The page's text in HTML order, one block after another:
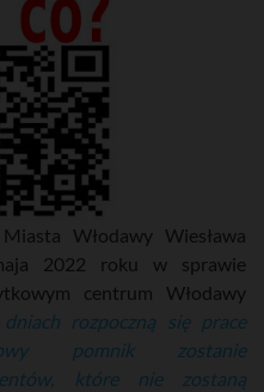
Włodawy Wiesława
2022 roku w sprawie
centrum Włodawy
rozpoczną się prace
pomnik zostanie
które nie zostaną